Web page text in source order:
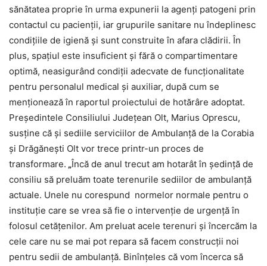
sănătatea proprie în urma expunerii la agenţi patogeni prin
contactul cu pacienţii, iar grupurile sanitare nu îndeplinesc
condiţiile de igienă şi sunt construite în afara clădirii. În
plus, spaţiul este insuficient şi fără o compartimentare
optimă, neasigurând condiţii adecvate de funcţionalitate
pentru personalul medical şi auxiliar, după cum se
menţionează în raportul proiectului de hotărâre adoptat.
Preşedintele Consiliului Judeţean Olt, Marius Oprescu,
susţine că şi sediile serviciilor de Ambulanţă de la Corabia
şi Drăgăneşti Olt vor trece printr-un proces de
transformare. „Încă de anul trecut am hotarât în şedinţă de
consiliu să preluăm toate terenurile sediilor de ambulanţă
actuale. Unele nu corespund normelor normale pentru o
instituţie care se vrea să fie o intervenţie de urgenţă în
folosul cetăţenilor. Am preluat acele terenuri şi încercăm la
cele care nu se mai pot repara să facem construcţii noi
pentru sedii de ambulanţă. Binînţeles că vom încerca să